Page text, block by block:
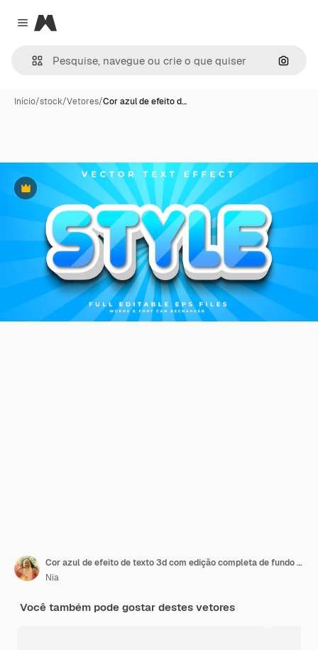
Close menu
Magnific
Início/stock/Vetores/Cor azul de efeito d…
Premium
Cor azul de efeito de texto 3d com edição completa de fundo azul
Nia
Você também pode gostar destes vetores